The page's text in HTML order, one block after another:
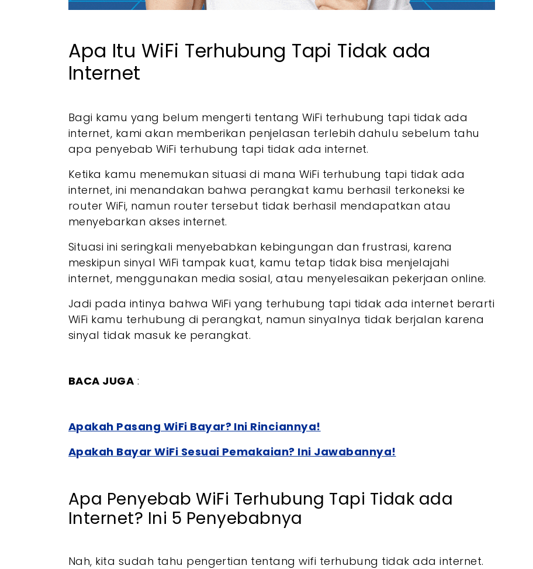
Apa Itu WiFi Terhubung Tapi Tidak ada
Internet
Bagi kamu yang belum mengerti tentang WiFi terhubung tapi tidak ada
internet, kami akan memberikan penjelasan terlebih dahulu sebelum tahu
apa penyebab WiFi terhubung tapi tidak ada internet.
Ketika kamu menemukan situasi di mana WiFi terhubung tapi tidak ada
internet, ini menandakan bahwa perangkat kamu berhasil terkoneksi ke
router WiFi, namun router tersebut tidak berhasil mendapatkan atau
menyebarkan akses internet.
Situasi ini seringkali menyebabkan kebingungan dan frustrasi, karena
meskipun sinyal WiFi tampak kuat, kamu tetap tidak bisa menjelajahi
internet, menggunakan media sosial, atau menyelesaikan pekerjaan online.
Jadi pada intinya bahwa WiFi yang terhubung tapi tidak ada internet berarti
WiFi kamu terhubung di perangkat, namun sinyalnya tidak berjalan karena
sinyal tidak masuk ke perangkat.
BACA JUGA :
Apakah Pasang WiFi Bayar? Ini Rinciannya!
Apakah Bayar WiFi Sesuai Pemakaian? Ini Jawabannya!
Apa Penyebab WiFi Terhubung Tapi Tidak ada
Internet? Ini 5 Penyebabnya
Nah, kita sudah tahu pengertian tentang wifi terhubung tidak ada internet.